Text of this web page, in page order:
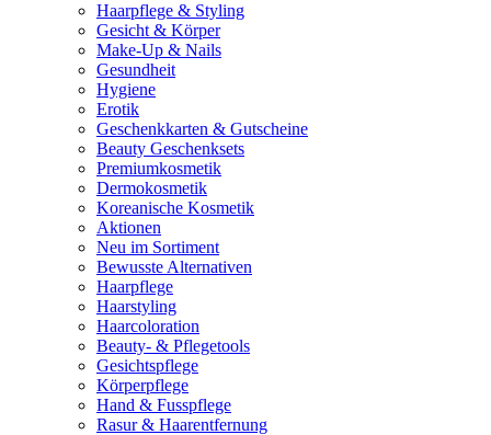
Haarpflege & Styling
Gesicht & Körper
Make-Up & Nails
Gesundheit
Hygiene
Erotik
Geschenkkarten & Gutscheine
Beauty Geschenksets
Premiumkosmetik
Dermokosmetik
Koreanische Kosmetik
Aktionen
Neu im Sortiment
Bewusste Alternativen
Haarpflege
Haarstyling
Haarcoloration
Beauty- & Pflegetools
Gesichtspflege
Körperpflege
Hand & Fusspflege
Rasur & Haarentfernung